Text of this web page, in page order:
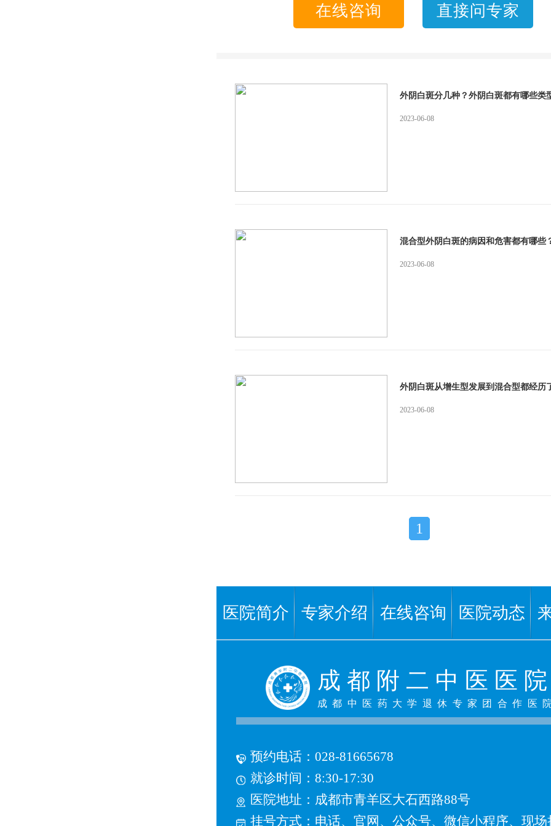
在线咨询 直接问专家
外阴白斑分几种？外阴白斑都有哪些类
2023-06-08
混合型外阴白斑的病因和危害都有哪些
2023-06-08
外阴白斑从增生型发展到混合型都经历
2023-06-08
1
医院简介 专家介绍 在线咨询 医院动态
成 都 附 二 中 医 医 院
成都中医药大学退休专家团合作医
预约电话： 028-81665678
就诊时间：8:30-17:30
医院地址：成都市青羊区大石西路88号
挂号方式： 电话、官网、公众号、微信小程序、现场